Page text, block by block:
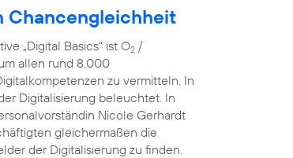
Chancengleichheit
„Digital Basics“ ist O2 /
allen rund 8.000
zu vermitteln. In
Digitalisierung beleuchtet. In
Nicole Gerhardt
gleichermaßen die
der Digitalisierung zu finden.